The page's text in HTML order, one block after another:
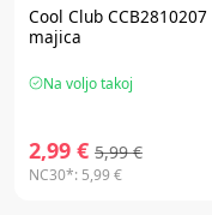
Cool Club CCB2810207
majica
Na voljo takoj
2,99 € 5,99 €
NC30*: 5,99 €